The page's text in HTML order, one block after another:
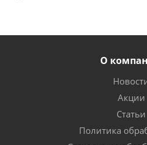
О
Акции
Статьи
Политика